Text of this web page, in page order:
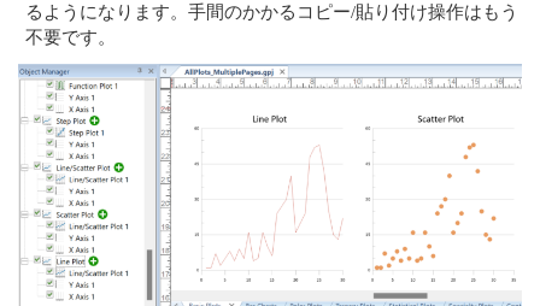
るようになります。手間のかかるコピー/貼り付け操作はもう
不要です。